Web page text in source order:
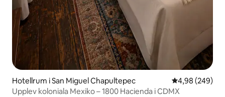
Hotellrum i San Miguel Chapultepec 4,98 av 5 i
4,98 (249)
Upplev koloniala Mexiko – 1800 Hacienda i CDMX